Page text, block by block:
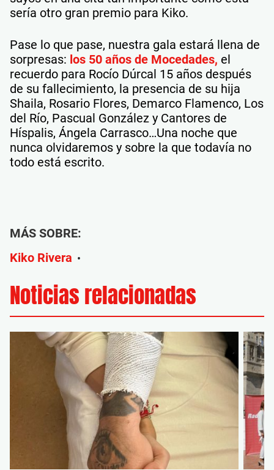
sería otro gran premio para Kiko.
Pase lo que pase, nuestra gala estará llena de
sorpresas: los 50 años de Mocedades, el
recuerdo para Rocío Dúrcal 15 años después
de su fallecimiento, la presencia de su hija
Shaila, Rosario Flores, Demarco Flamenco, Los
del Río, Pascual González y Cantores de
Híspalis, Ángela Carrasco…Una noche que
nunca olvidaremos y sobre la que todavía no
todo está escrito.
MÁS SOBRE:
Kiko Rivera •
Noticias relacionadas